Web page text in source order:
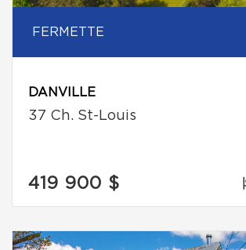
FERMETTE
DANVILLE
37 Ch. St-Louis
419 900 $